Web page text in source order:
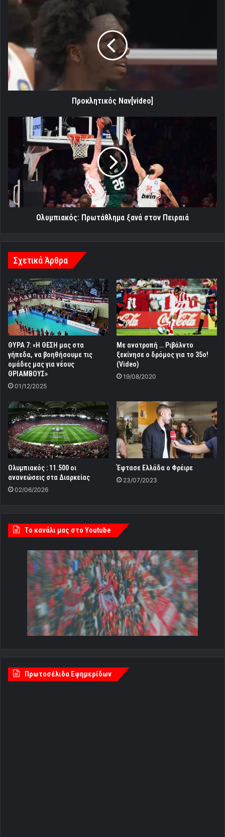
Προκλητικός
Προκλητικός Ναν[video]
Ολυμπιακός:
Πρωτάθλημα
Πειραιά
Ολυμπιακός: Πρωτάθλημα ξανά στον Πειραιά
Σχετικά Άρθρα
ΘΥΡΑ 7: «Η ΘΕΣΗ μας στα
γήπεδα, να βοηθήσουμε τις
ομάδες μας για νέους
ΘΡΙΑΜΒΟΥΣ»
01/12/2025
Με ανατροπή … Ριβάλντο
ξεκίνησε ο δρόμος για το 35ο!
(Video)
19/08/2020
Oλυμπιακός : 11.500 οι
ανανεώσεις στα Διαρκείας
02/06/2026
Έφτασε Ελλάδα ο Φρέιρε
23/07/2023
Tο κανάλι μας στο Youtube
Πρωτοσέλιδα Εφημερίδων